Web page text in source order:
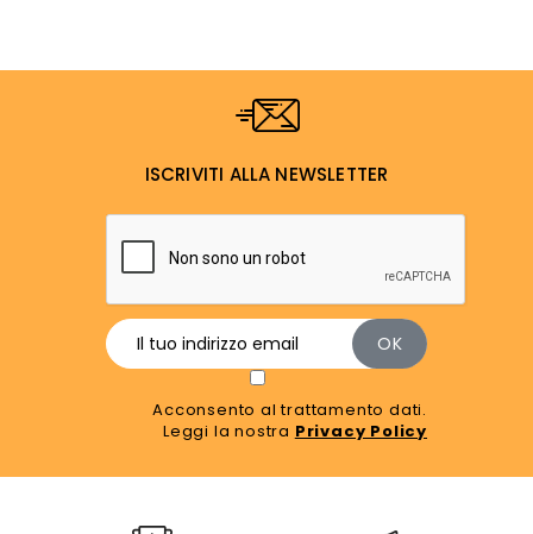
ISCRIVITI ALLA NEWSLETTER
Acconsento al trattamento dati.
Leggi la nostra Privacy Policy